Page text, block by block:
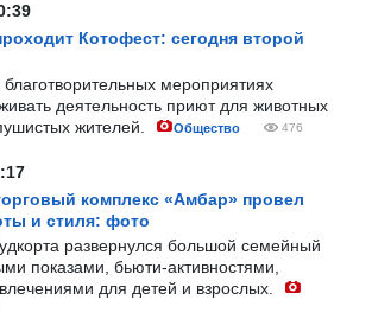
Котофест: сегодня второй
мероприятиях
деятельность приют для животных
жителей.
Общество 476
комплекс «Амбар» провел
и стиля: фото
развернулся большой семейный
показами, бьюти-активностями,
для детей и взрослых.